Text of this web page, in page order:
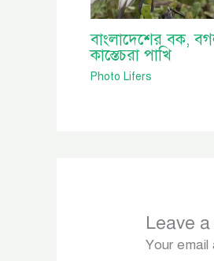
বাংলাদেশের বক,
কাস্তেচরা পাখি
Photo Lifers
Leave
Your email